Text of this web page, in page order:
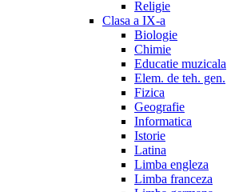
Religie
Clasa a IX-a
Biologie
Chimie
Educatie muzicala
Elem. de teh. gen.
Fizica
Geografie
Informatica
Istorie
Latina
Limba engleza
Limba franceza